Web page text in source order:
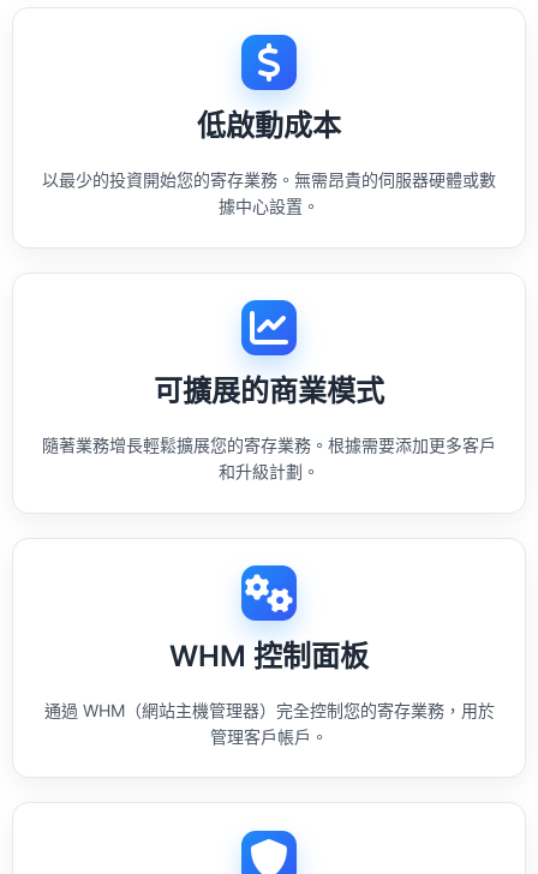
低啟動成本
以最少的投資開始您的寄存業務。無需昂貴的伺服器硬體或數
據中心設置。
可擴展的商業模式
隨著業務增長輕鬆擴展您的寄存業務。根據需要添加更多客戶
和升級計劃。
WHM 控制面板
通過 WHM（網站主機管理器）完全控制您的寄存業務，用於
管理客戶帳戶。